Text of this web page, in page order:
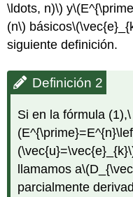
\ldots, n)\) y
(n\) básicos
siguiente definición.
Definición 2
Si en la fórmula (1),\
llamamos a
parcialmente